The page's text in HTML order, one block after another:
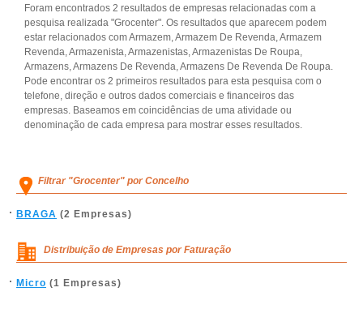
Foram encontrados 2 resultados de empresas relacionadas com a
pesquisa realizada "Grocenter". Os resultados que aparecem podem
estar relacionados com Armazem, Armazem De Revenda, Armazem
Revenda, Armazenista, Armazenistas, Armazenistas De Roupa,
Armazens, Armazens De Revenda, Armazens De Revenda De Roupa.
Pode encontrar os 2 primeiros resultados para esta pesquisa com o
telefone, direção e outros dados comerciais e financeiros das
empresas. Baseamos em coincidências de uma atividade ou
denominação de cada empresa para mostrar esses resultados.
Filtrar "Grocenter" por Concelho
BRAGA (2 Empresas)
Distribuição de Empresas por Faturação
Micro (1 Empresas)